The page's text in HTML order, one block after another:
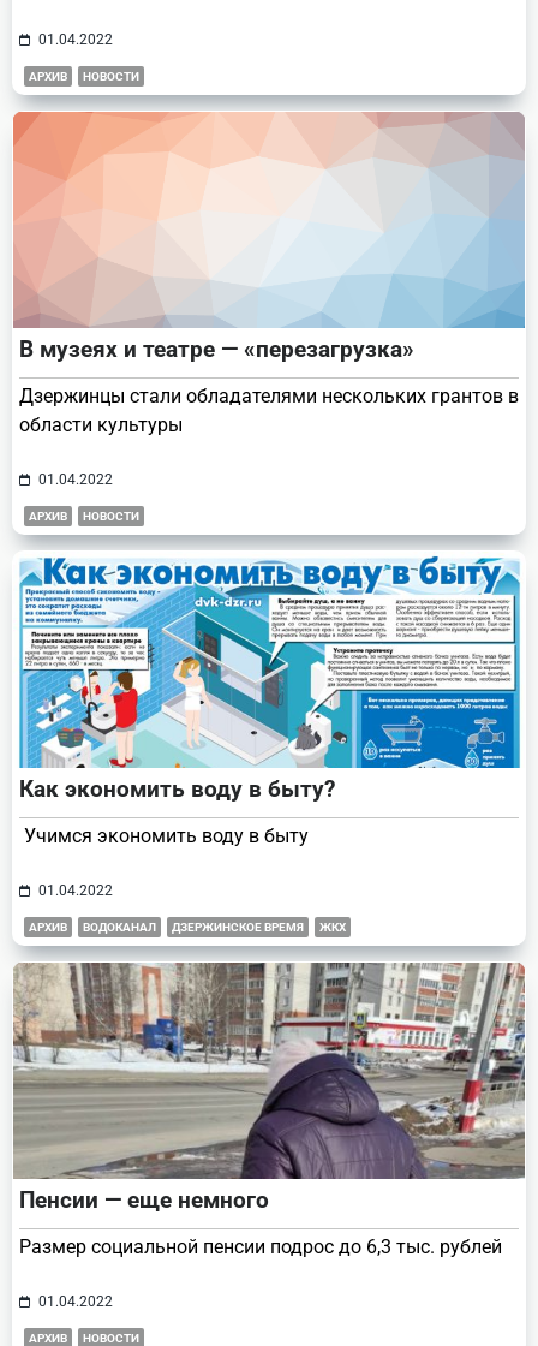
01.04.2022
АРХИВ НОВОСТИ
В музеях и театре — «перезагрузка»
Дзержинцы стали обладателями нескольких грантов в
области культуры
01.04.2022
АРХИВ НОВОСТИ
Как экономить воду в быту?
Учимся экономить воду в быту
01.04.2022
АРХИВ ВОДОКАНАЛ ДЗЕРЖИНСКОЕ ВРЕМЯ ЖКХ
Пенсии — еще немного
Размер социальной пенсии подрос до 6,3 тыс. рублей
01.04.2022
АРХИВ НОВОСТИ